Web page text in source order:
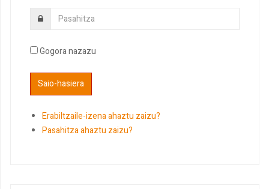
Gogora nazazu
Erabiltzaile-izena ahaztu zaizu?
Pasahitza ahaztu zaizu?